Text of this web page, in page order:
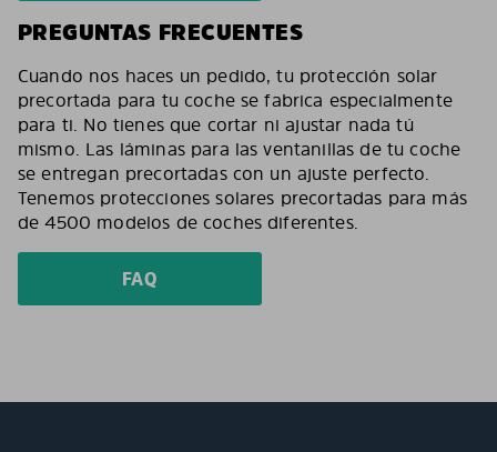
PREGUNTAS FRECUENTES
Cuando nos haces un pedido, tu protección solar
precortada para tu coche se fabrica especialmente
para ti. No tienes que cortar ni ajustar nada tú
mismo. Las láminas para las ventanillas de tu coche
se entregan precortadas con un ajuste perfecto.
Tenemos protecciones solares precortadas para más
de 4500 modelos de coches diferentes.
FAQ